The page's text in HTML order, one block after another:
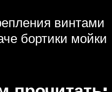
винтами
бортики мойки